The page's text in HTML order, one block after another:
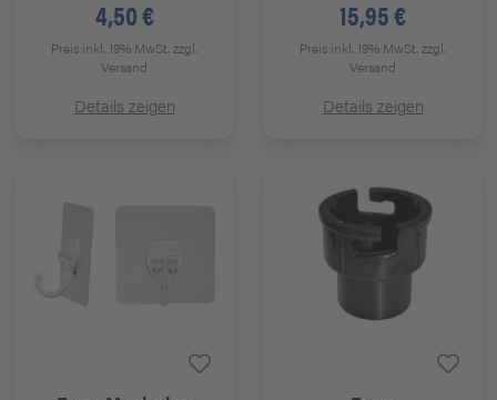
4,50 €
Preis inkl. 19% MwSt.zzgl.
Versand
Details zeigen
15,95 €
Preis inkl. 19% MwSt.zzgl.
Versand
Details zeigen